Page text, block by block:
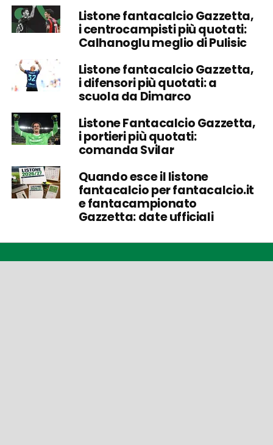
Listone fantacalcio Gazzetta,
i centrocampisti più quotati:
Calhanoglu meglio di Pulisic
Listone fantacalcio Gazzetta,
i difensori più quotati: a
scuola da Dimarco
Listone Fantacalcio Gazzetta,
i portieri più quotati:
comanda Svilar
Quando esce il listone
fantacalcio per fantacalcio.it
e fantacampionato
Gazzetta: date ufficiali